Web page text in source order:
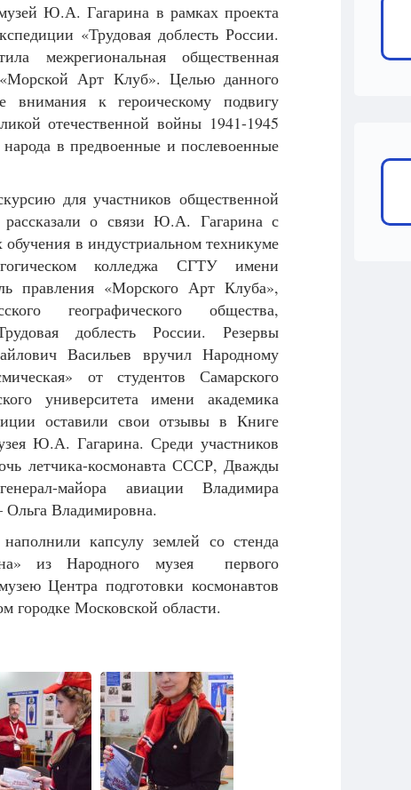
Ю.А. Гагарина в рамках проекта
«Трудовая доблесть России.
межрегиональная общественная
«Морской Арт Клуб». Целью данного
внимания к героическому подвигу
отечественной войны 1941-1945
в предвоенные и послевоенные
для участников общественной
рассказали о связи Ю.А. Гагарина с
обучения в индустриальном техникуме
колледжа СГТУ имени
правления «Морского Арт Клуба»,
географического общества,
доблесть России. Резервы
Васильев вручил Народному
от студентов Самарского
университета имени академика
оставили свои отзывы в Книге
Ю.А. Гагарина. Среди участников
летчика-космонавта СССР, Дважды
майора авиации Владимира
Ольга Владимировна.
капсулу землей со стенда
из Народного музея первого
Центра подготовки космонавтов
Московской области.